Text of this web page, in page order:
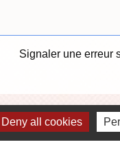
Signaler une erreur
Deny all cookies